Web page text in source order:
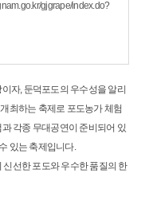
gjgrape/index.do?
자, 둔덕포도의 우수성을 알리
최하는 축제로 포도농가 체험
각종 무대공연이 준비되어 있
있는 축제입니다.
신선한 포도와 우수한 품질의 한